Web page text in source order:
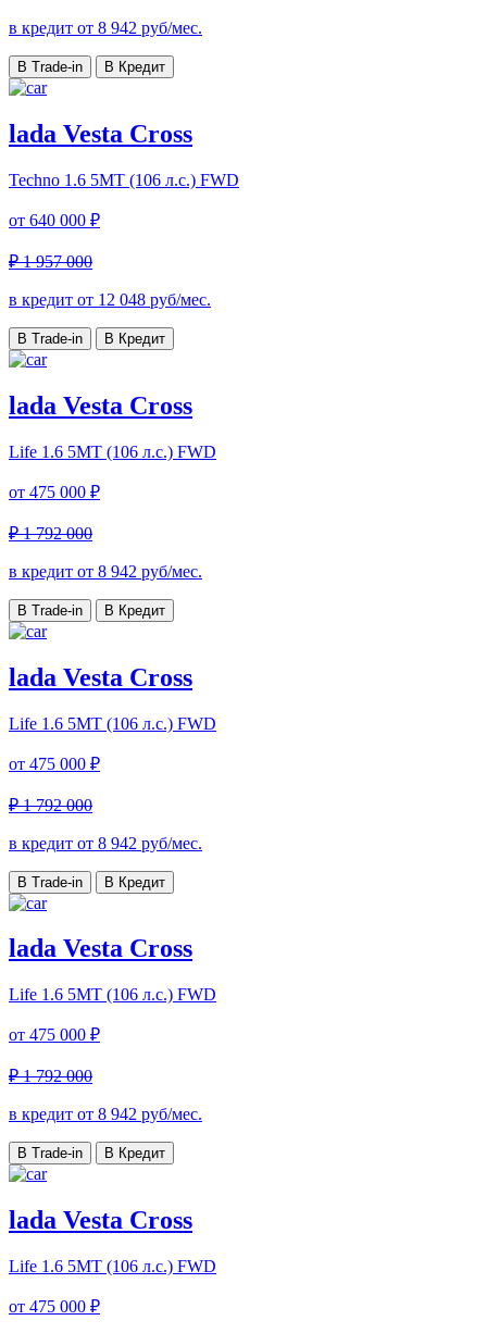
в кредит от 8 942 руб/мес.
В Trade-in В Кредит
lada Vesta Cross
Techno 1.6 5MT (106 л.с.) FWD
от 640 000 ₽
₽ 1 957 000
в кредит от 12 048 руб/мес.
В Trade-in В Кредит
lada Vesta Cross
Life 1.6 5MT (106 л.с.) FWD
от 475 000 ₽
₽ 1 792 000
в кредит от 8 942 руб/мес.
В Trade-in В Кредит
lada Vesta Cross
Life 1.6 5MT (106 л.с.) FWD
от 475 000 ₽
₽ 1 792 000
в кредит от 8 942 руб/мес.
В Trade-in В Кредит
lada Vesta Cross
Life 1.6 5MT (106 л.с.) FWD
от 475 000 ₽
₽ 1 792 000
в кредит от 8 942 руб/мес.
В Trade-in В Кредит
lada Vesta Cross
Life 1.6 5MT (106 л.с.) FWD
от 475 000 ₽